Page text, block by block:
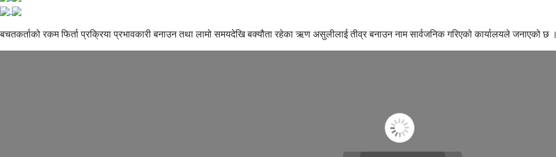
बचतकर्ताको रकम फिर्ता प्रक्रिया प्रभावकारी बनाउन तथा लामो समयदेखि बक्यौता रहेका ऋण असुलीलाई तीव्र बनाउन नाम सार्वजनिक गरिएको कार्यालयले जनाएको छ ।